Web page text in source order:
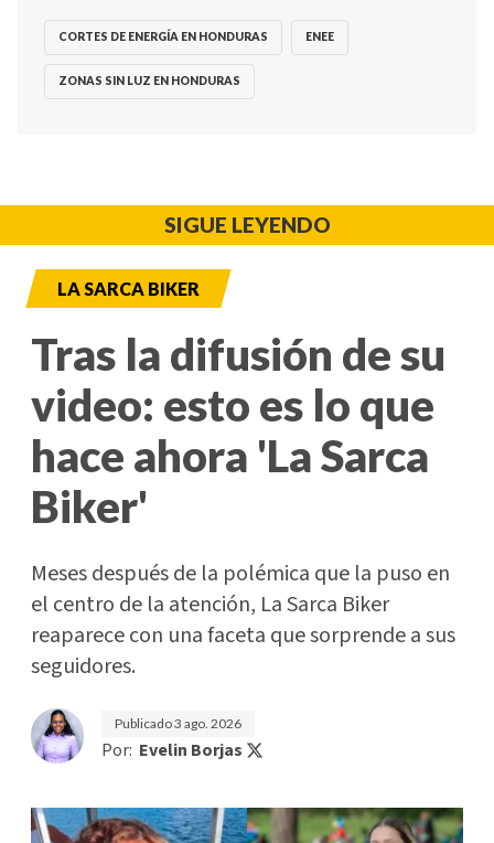
CORTES DE ENERGÍA EN HONDURAS ENEE
ZONAS SIN LUZ EN HONDURAS
SIGUE LEYENDO
LA SARCA BIKER
Tras la difusión de su
video: esto es lo que
hace ahora 'La Sarca
Biker'
Meses después de la polémica que la puso en
el centro de la atención, La Sarca Biker
reaparece con una faceta que sorprende a sus
seguidores.
Publicado3 ago. 2026
Por: Evelin Borjas